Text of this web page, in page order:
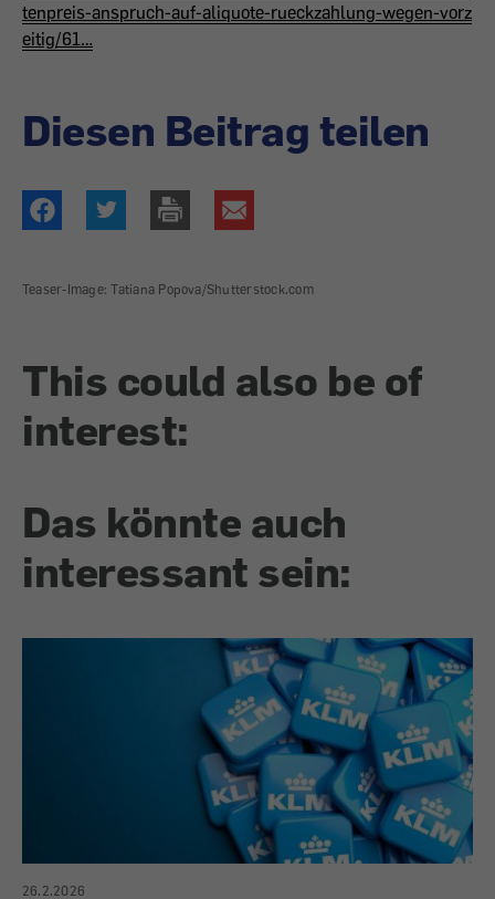
tenpreis-anspruch-auf-aliquote-rueckzahlung-wegen-vorz
eitig/61…
Diesen Beitrag teilen
Teaser-Image: Tatiana Popova/Shutterstock.com
This could also be of
interest:
Das könnte auch
interessant sein:
26.2.2026